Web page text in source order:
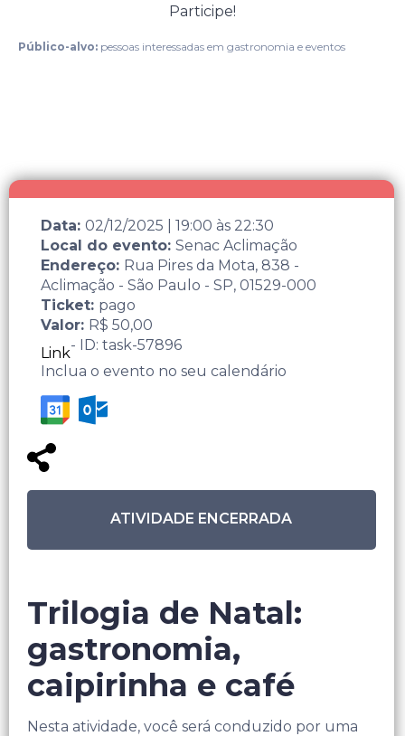
Participe!
Público-alvo: pessoas interessadas em gastronomia e eventos
Data: 02/12/2025 19:00 às 22:30
Local do evento: Senac Aclimação
Endereço: Rua Pires da Mota, 838 -
Aclimação - São Paulo - SP, 01529-000
Ticket: pago
Valor: R$ 50,00
Link- ID: task-57896
Inclua o evento no seu calendário
ATIVIDADE ENCERRADA
Trilogia de Natal:
gastronomia,
caipirinha e café
Nesta atividade, você será conduzido por uma